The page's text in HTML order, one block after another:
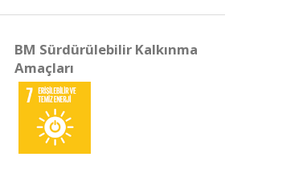
BM Sürdürülebilir Kalkınma
Amaçları